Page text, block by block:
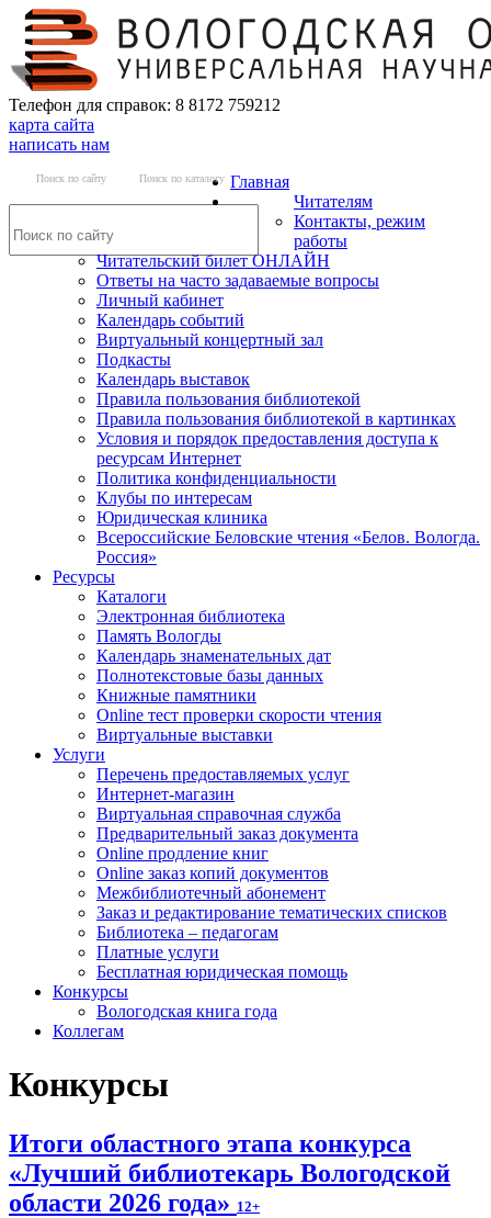
Телефон для справок: 8 8172 759212
карта сайта
написать нам
Поиск по сайту Поиск по каталогу Главная
Читателям
Контакты, режим
работы
Читательский билет ОНЛАЙН
Ответы на часто задаваемые вопросы
Личный кабинет
Календарь событий
Виртуальный концертный зал
Подкасты
Календарь выставок
Правила пользования библиотекой
Правила пользования библиотекой в картинках
Условия и порядок предоставления доступа к
ресурсам Интернет
Политика конфиденциальности
Клубы по интересам
Юридическая клиника
Всероссийские Беловские чтения «Белов. Вологда.
Россия»
Ресурсы
Каталоги
Электронная библиотека
Память Вологды
Календарь знаменательных дат
Полнотекстовые базы данных
Книжные памятники
Online тест проверки скорости чтения
Виртуальные выставки
Услуги
Перечень предоставляемых услуг
Интернет-магазин
Виртуальная справочная служба
Предварительный заказ документа
Online продление книг
Online заказ копий документов
Межбиблиотечный абонемент
Заказ и редактирование тематических списков
Библиотека – педагогам
Платные услуги
Бесплатная юридическая помощь
Конкурсы
Вологодская книга года
Коллегам
Конкурсы
Итоги областного этапа конкурса
«Лучший библиотекарь Вологодской
области 2026 года» 12+